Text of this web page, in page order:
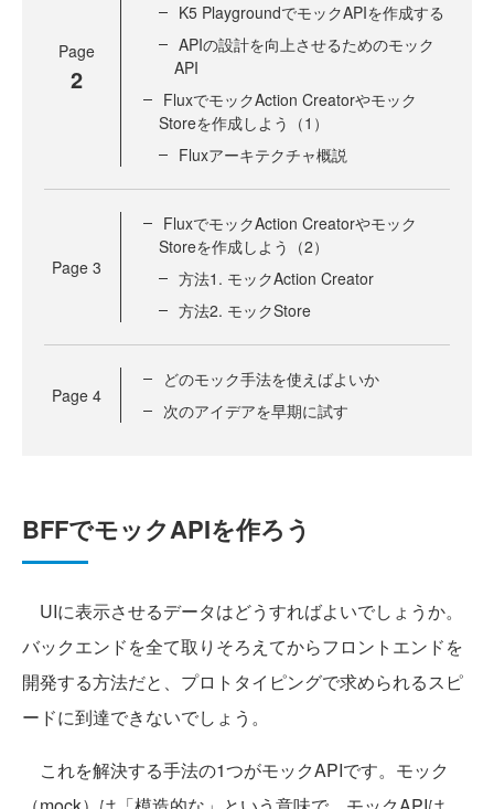
Page
2
K5 PlaygroundでモックAPIを作成する
APIの設計を向上させるためのモック
API
FluxでモックAction Creatorやモック
Storeを作成しよう（1）
Fluxアーキテクチャ概説
Page 3
FluxでモックAction Creatorやモック
Storeを作成しよう（2）
方法1. モックAction Creator
方法2. モックStore
Page 4
どのモック手法を使えばよいか
次のアイデアを早期に試す
BFFでモックAPIを作ろう
UIに表示させるデータはどうすればよいでしょうか。
バックエンドを全て取りそろえてからフロントエンドを
開発する方法だと、プロトタイピングで求められるスピ
ードに到達できないでしょう。
これを解決する手法の1つがモックAPIです。モック